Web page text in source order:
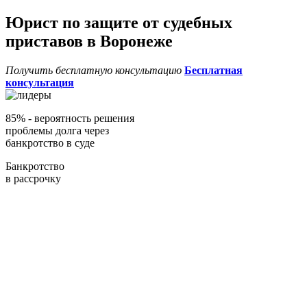
Юрист по защите от судебных
приставов в Воронеже
Получить бесплатную консультацию Бесплатная
консультация
85% - вероятность решения
проблемы долга через
банкротство в суде
Банкротство
в рассрочку